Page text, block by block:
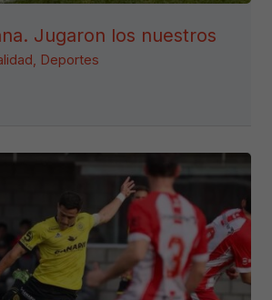
Jugaron los nuestros
, Deportes